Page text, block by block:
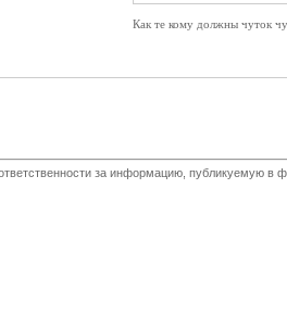
Как те кому должны чуток
за информацию, публикуемую